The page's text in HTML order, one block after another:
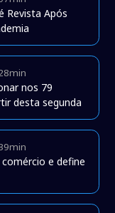
Revista Após
nos 79
desta segunda
e define